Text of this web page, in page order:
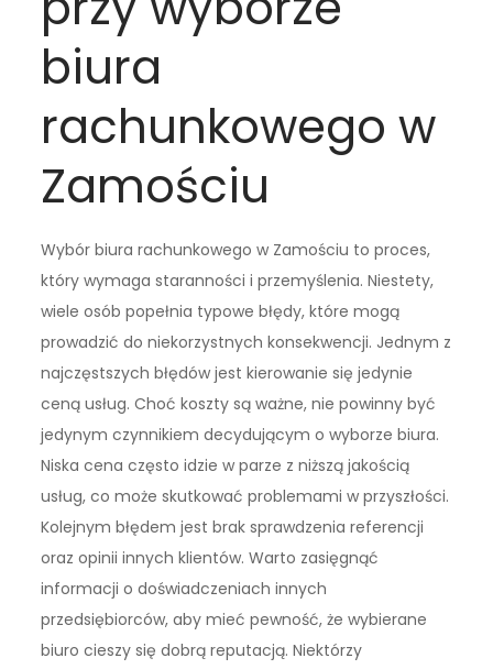
biura
rachunkowego w
Zamościu
Wybór biura rachunkowego w Zamościu to proces,
który wymaga staranności i przemyślenia. Niestety,
wiele osób popełnia typowe błędy, które mogą
prowadzić do niekorzystnych konsekwencji. Jednym z
najczęstszych błędów jest kierowanie się jedynie
ceną usług. Choć koszty są ważne, nie powinny być
jedynym czynnikiem decydującym o wyborze biura.
Niska cena często idzie w parze z niższą jakością
usług, co może skutkować problemami w przyszłości.
Kolejnym błędem jest brak sprawdzenia referencji
oraz opinii innych klientów. Warto zasięgnąć
informacji o doświadczeniach innych
przedsiębiorców, aby mieć pewność, że wybierane
biuro cieszy się dobrą reputacją. Niektórzy